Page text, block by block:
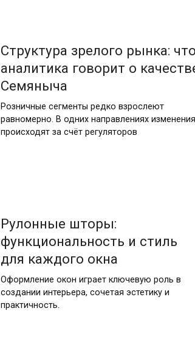
Структура зрелого рынка: что
аналитика говорит о
Семяныча
Розничные сегменты редко взрослеют
равномерно. В одних направлениях изменения
происходят за счёт регуляторов
Рулонные шторы:
функциональность и стиль
для каждого окна
Оформление окон играет ключевую роль в
создании интерьера, сочетая эстетику и
практичность.